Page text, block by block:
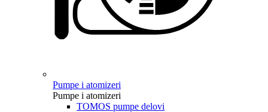
Pumpe i atomizeri
Pumpe i atomizeri
TOMOS pumpe delovi